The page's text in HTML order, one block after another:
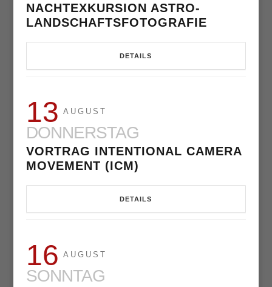
NACHTEXKURSION ASTRO-
LANDSCHAFTSFOTOGRAFIE
DETAILS
13 AUGUST
DONNERSTAG
VORTRAG INTENTIONAL CAMERA
MOVEMENT (ICM)
DETAILS
16 AUGUST
SONNTAG